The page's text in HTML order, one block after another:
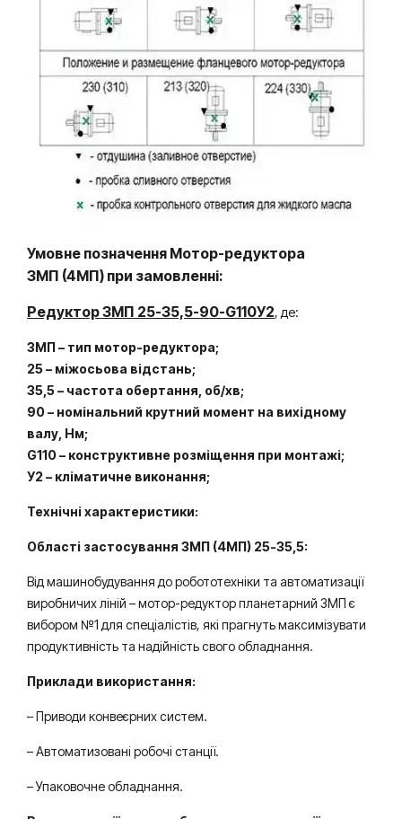
Умовне позначення Мотор-редуктора
3МП (4МП) при замовленні:
Редуктор 3МП 25-35,5-90-G110У2, де:
3МП – тип мотор-редуктора;
25 – міжосьова відстань;
35,5 – частота обертання, об/хв;
90 – номінальний крутний момент на вихідному
валу, Нм;
G110 – конструктивне розміщення при монтажі;
У2 – кліматичне виконання;
Технічні характеристики:
Області застосування 3МП (4МП) 25-35,5:
Від машинобудування до робототехніки та автоматизації
виробничих ліній – мотор-редуктор планетарний 3МП є
вибором №1 для спеціалістів, які прагнуть максимізувати
продуктивність та надійність свого обладнання.
Приклади використання:
– Приводи конвеєрних систем.
– Автоматизовані робочі станції.
– Упаковочне обладнання.